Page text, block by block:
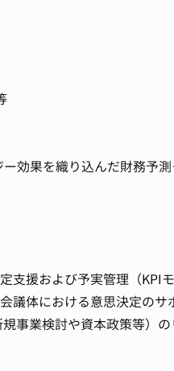
効果を織り込んだ財務予
支援および予実管理（KPIモ
議体における意思決定のサ
規事業検討や資本政策等）